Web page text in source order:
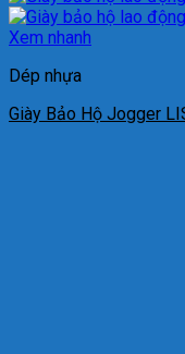
Xem nhanh
Dép nhựa
Giày Bảo Hộ Jogger